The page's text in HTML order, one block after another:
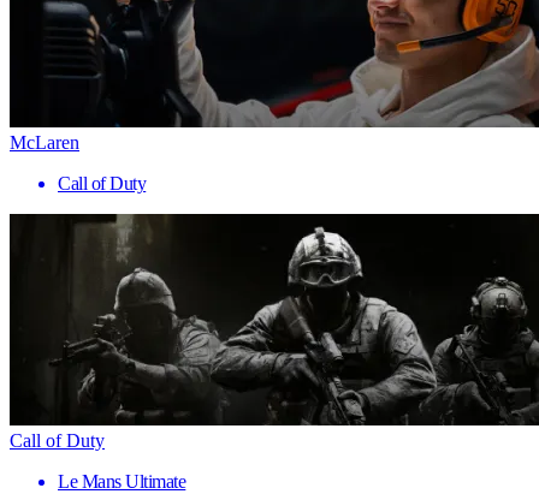
McLaren
Call of Duty
Call of Duty
Le Mans Ultimate